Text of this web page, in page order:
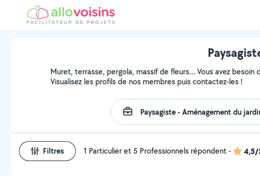
Muret, terrasse, pergola, massif de fleurs... Vous avez
Visualisez les profils de nos membres puis contactez-les !
Filtres 1 Particulier et 5 Professionnels répondent- 4,5/